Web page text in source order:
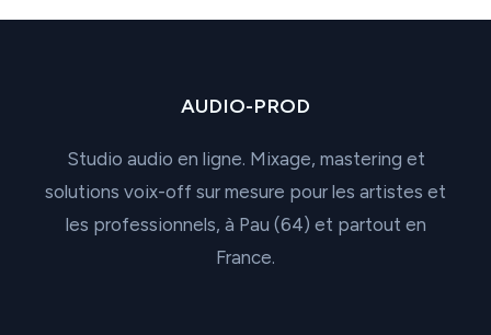
AUDIO-PROD
Studio audio en ligne. Mixage, mastering et
solutions voix-off sur mesure pour les artistes et
les professionnels, à Pau (64) et partout en
France.